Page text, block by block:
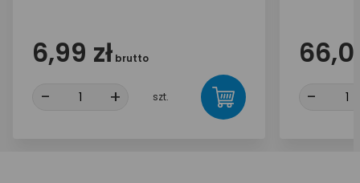
6,99 zł brutto
- + szt. -